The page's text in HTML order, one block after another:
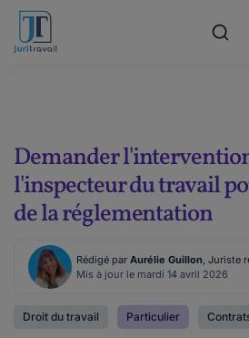
Demander
l'inspecteur du travail
de la réglementation
Rédigé par Aurélie Guillon, Juriste
Mis à jour le mardi 14 avril 2026
Droit du travail Particulier